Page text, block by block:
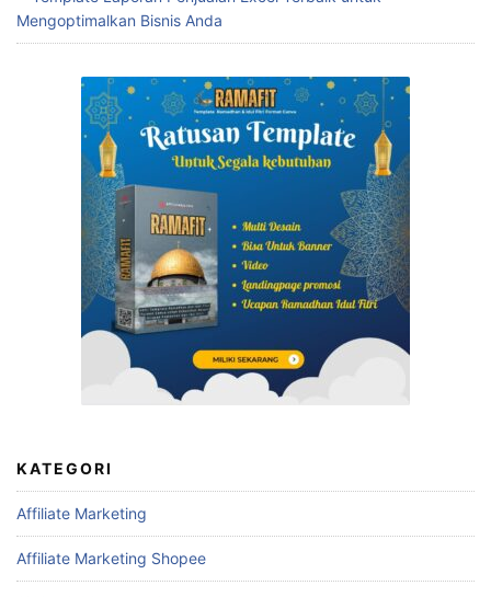
Mengoptimalkan Bisnis Anda
KATEGORI
Affiliate Marketing
Affiliate Marketing Shopee